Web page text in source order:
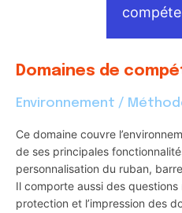
Domaines de
Environnement /
Ce domaine couvre
de ses principales
personnalisation du ruban,
Il comporte aussi des questions
protection et l’impression des